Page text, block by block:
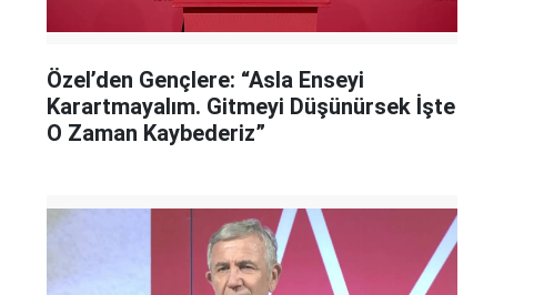
Özel’den Gençlere: “Asla Enseyi
Karartmayalım. Gitmeyi Düşünürsek İşte
O Zaman Kaybederiz”